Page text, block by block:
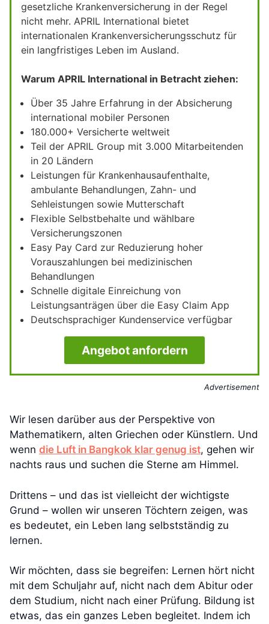
gesetzliche Krankenversicherung in der Regel
nicht mehr. APRIL International bietet
internationalen Krankenversicherungsschutz für
ein langfristiges Leben im Ausland.
Warum APRIL International in Betracht ziehen:
Über 35 Jahre Erfahrung in der Absicherung
international mobiler Personen
180.000+ Versicherte weltweit
Teil der APRIL Group mit 3.000 Mitarbeitenden
in 20 Ländern
Leistungen für Krankenhausaufenthalte,
ambulante Behandlungen, Zahn- und
Sehleistungen sowie Mutterschaft
Flexible Selbstbehalte und wählbare
Versicherungszonen
Easy Pay Card zur Reduzierung hoher
Vorauszahlungen bei medizinischen
Behandlungen
Schnelle digitale Einreichung von
Leistungsanträgen über die Easy Claim App
Deutschsprachiger Kundenservice verfügbar
Angebot anfordern
Advertisement
Wir lesen darüber aus der Perspektive von
Mathematikern, alten Griechen oder Künstlern. Und
wenn die Luft in Bangkok klar genug ist, gehen wir
nachts raus und suchen die Sterne am Himmel.
Drittens – und das ist vielleicht der wichtigste
Grund – wollen wir unseren Töchtern zeigen, was
es bedeutet, ein Leben lang selbstständig zu
lernen.
Wir möchten, dass sie begreifen: Lernen hört nicht
mit dem Schuljahr auf, nicht nach dem Abitur oder
dem Studium, nicht nach einer Prüfung. Bildung ist
etwas, das ein ganzes Leben begleitet. Indem ich